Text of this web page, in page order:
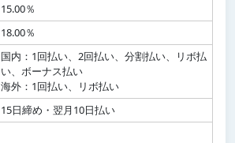
15.00％
18.00％
国内：1回払い、2回払い、分割払い、リボ払
い、ボーナス払い
海外：1回払い、リボ払い
15日締め・翌月10日払い